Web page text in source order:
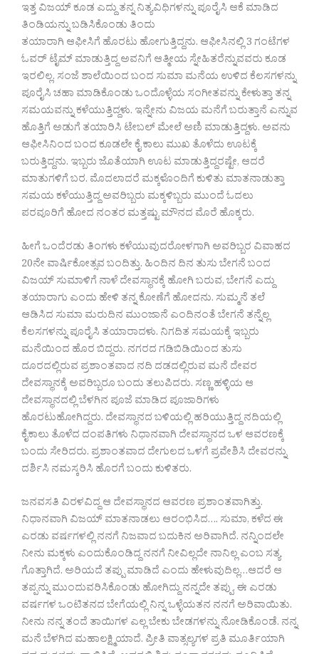
ಇತ್ತ ವಿಜಯ್ ಕೂಡ ಎದ್ದು ತನ್ನ ನಿತ್ಯವಿಧಿಗಳನ್ನು ಪೂರೈಸಿ ಆಕೆ ಮಾಡಿದ
ತಿಂಡಿಯನ್ನು ಬಡಿಸಿಕೊಂಡು ತಿಂದು
ತಯಾರಾಗಿ ಆಫೀಸಿಗೆ ಹೊರಟು ಹೋಗುತ್ತಿದ್ದನು. ಆಫೀಸಿನಲ್ಲಿ 3 ಗಂಟೆಗಳ
ಓವರ್ ಟೈಮ್ ಮಾಡುತ್ತಿದ್ದ ಅವನಿಗೆ ಆತ್ಮೀಯ ಸ್ನೇಹಿತರೆನ್ನುವವರು ಕೂಡ
ಇರಲಿಲ್ಲ. ಸಂಜೆ ಶಾಲೆಯಿಂದ ಬಂದ ಸುಮಾ ಮನೆಯ ಉಳಿದ ಕೆಲಸಗಳನ್ನು
ಪೂರೈಸಿ ಚಹಾ ಮಾಡಿಕೊಂಡು ಒಂದೊಳ್ಳೆಯ ಸಂಗೀತವನ್ನು ಕೇಳುತ್ತಾ ತನ್ನ
ಸಮಯವನ್ನು ಕಳೆಯುತ್ತಿದ್ದಳು. ಇನ್ನೇನು ವಿಜಯ ಮನೆಗೆ ಬರುತ್ತಾನೆ ಎನ್ನುವ
ಹೊತ್ತಿಗೆ ಅಡುಗೆ ತಯಾರಿಸಿ ಟೇಬಲ್ ಮೇಲೆ ಅಣಿ ಮಾಡುತ್ತಿದ್ದಳು. ಅವನು
ಆಫೀಸಿನಿಂದ ಬಂದ ಕೂಡಲೇ ಕೈ ಕಾಲು ಮುಖ ತೊಳೆದು ಊಟಕ್ಕೆ
ಬರುತ್ತಿದ್ದನು. ಇಬ್ಬರು ಜೊತೆಯಾಗಿ ಊಟ ಮಾಡುತ್ತಿದ್ದರಷ್ಟೇ, ಆದರೆ
ಮಾತುಗಳಿಗೆ ಬರ. ಮೊದಲಾದರೆ ಮಕ್ಕಳೊಂದಿಗೆ ಕುಳಿತು ಮಾತನಾಡುತ್ತಾ
ಸಮಯ ಕಳೆಯುತ್ತಿದ್ದ ಅವರಿಬ್ಬರು ಮಕ್ಕಳಿಬ್ಬರು ಮುಂದೆ ಓದಲು
ಪರವೂರಿಗೆ ಹೋದ ನಂತರ ಮತ್ತಷ್ಟು ಮೌನದ ಮೊರೆ ಹೊಕ್ಕರು.
ಹೀಗೆ ಒಂದೆರಡು ತಿಂಗಳು ಕಳೆಯುವುದರೋಳಗಾಗಿ ಅವರಿಬ್ಬರ ವಿವಾಹದ
20ನೇ ವಾರ್ಷಿಕೋತ್ಸವ ಬಂದಿತ್ತು. ಹಿಂದಿನ ದಿನ ತುಸು ಬೇಗನೆ ಬಂದ
ವಿಜಯ್ ಸುಮಾಳಿಗೆ ನಾಳೆ ದೇವಸ್ಥಾನಕ್ಕೆ ಹೋಗಿ ಬರುವ, ಬೇಗನೆ ಎದ್ದು
ತಯಾರಾಗು ಎಂದು ಹೇಳಿ ತನ್ನ ಕೋಣೆಗೆ ಹೋದನು. ಸುಮ್ಮನೆ ತಲೆ
ಆಡಿಸಿದ ಸುಮಾ ಮರುದಿನ ಮುಂಜಾನೆ ಎಂದಿನಂತೆ ಬೇಗನೆ ತನ್ನೆಲ್ಲ
ಕೆಲಸಗಳನ್ನು ಪೂರೈಸಿ ತಯಾರಾದಳು. ನಿಗದಿತ ಸಮಯಕ್ಕೆ ಇಬ್ಬರು
ಮನೆಯಿಂದ ಹೊರ ಬಿದ್ದರು. ನಗರದ ಗಡಿಬಿಡಿಯಿಂದ ತುಸು
ದೂರದಲ್ಲಿರುವ ಪ್ರಶಾಂತವಾದ ನದಿ ದಡದಲ್ಲಿರುವ ಮನೆ ದೇವರ
ದೇವಸ್ಥಾನಕ್ಕೆ ಅವರಿಬ್ಬರೂ ಬಂದು ತಲುಪಿದರು. ಸಣ್ಣ ಹಳ್ಳಿಯ ಆ
ದೇವಸ್ಥಾನದಲ್ಲಿ ಬೆಳಗಿನ ಪೂಜೆ ಮಾಡಿದ ಪೂಜಾರಿಗಳು
ಹೊರಟುಹೋಗಿದ್ದರು. ದೇವಸ್ಥಾನದ ಬಳಿಯಲ್ಲಿ ಹರಿಯುತ್ತಿದ್ದ ನದಿಯಲ್ಲಿ
ಕೈಕಾಲು ತೊಳೆದ ದಂಪತಿಗಳು ನಿಧಾನವಾಗಿ ದೇವಸ್ಥಾನದ ಒಳ ಆವರಣಕ್ಕೆ
ಬಂದು ಸೇರಿದರು. ಪ್ರಶಾಂತವಾದ ದೇಗುಲದ ಒಳಗೆ ಪ್ರವೇಶಿಸಿ ದೇವರನ್ನು
ದರ್ಶಿಸಿ ನಮಸ್ಕರಿಸಿ ಹೊರಗೆ ಬಂದು ಕುಳಿತರು.
ಜನವಸತಿ ವಿರಳವಿದ್ದ ಆ ದೇವಸ್ಥಾನದ ಆವರಣ ಪ್ರಶಾಂತವಾಗಿತ್ತು.
ನಿಧಾನವಾಗಿ ವಿಜಯ್ ಮಾತನಾಡಲು ಆರಂಭಿಸಿದ…. ಸುಮಾ, ಕಳೆದ ಈ
ಎರಡು ವರ್ಷಗಳಲ್ಲಿ ನನಗೆ ನಿಜವಾದ ಬದುಕಿನ ಅರಿವಾಗಿದೆ. ನನ್ನಿಂದಲೇ
ನೀನು ಮಕ್ಕಳು ಎಂದುಕೊಂಡಿದ್ದ ನನಗೆ ನೀವಿಲ್ಲದೇ ನಾನಿಲ್ಲ ಎಂಬ ಸತ್ಯ
ಗೊತ್ತಾಗಿದೆ. ಅರಿಯದೆ ತಪ್ಪು ಮಾಡಿದೆ ಎಂದು ಹೇಳುವುದಿಲ್ಲ…ಆದರೆ ಆ
ತಪ್ಪನ್ನು ಮುಂದುವರಿಸಿಕೊಂಡು ಹೋಗಿದ್ದು ನನ್ನದೇ ತಪ್ಪು. ಈ ಎರಡು
ವರ್ಷಗಳ ಒಂಟಿತನದ ಬೇಗೆಯಲ್ಲಿ ನಿನ್ನ ಒಳ್ಳೆಯತನ ನನಗೆ ಅರಿವಾಯಿತು.
ನೀನು ನನ್ನ ತಂದೆ ತಾಯಿಗಳ ಎಲ್ಲ ಬೇಕು ಬೇಡಗಳನ್ನು ನೋಡಿಕೊಂಡೆ. ನನ್ನ
ಮನೆ ಬೆಳಗಿದ ಮಹಾಲಕ್ಷ್ಮಿಯಾದೆ. ಪ್ರೀತಿ ವಾತ್ಸಲ್ಯಗಳ ಪ್ರತಿ ಮೂರ್ತಿಯಾಗಿ